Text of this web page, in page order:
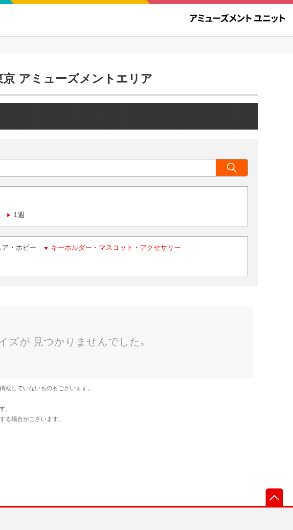
アミューズメントエリア
1週
ア・ホビー キーホルダー・マスコット・アクセサリー